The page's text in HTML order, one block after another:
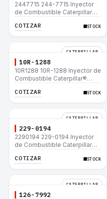
2447715 244-7715 Inyector
de Combustible Caterpillar®
980H
COTIZAR STOCK
CATERPILLAR
10R-1288
10R1288 10R-1288 Inyector de
Combustible Caterpillar®
3516C 854G 992G
COTIZAR STOCK
CATERPILLAR
229-0194
2290194 229-0194 Inyector
de Combustible Caterpillar®
3516C 854G 992G
COTIZAR STOCK
CATERPILLAR
126-7992